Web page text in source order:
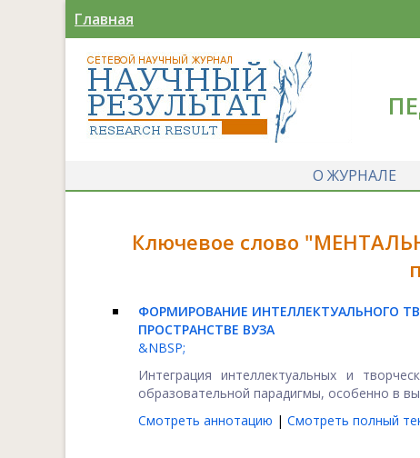
Главная
О ЖУРНАЛЕ
Ключевое слово
ФОРМИРОВАНИЕ ИНТЕЛЛЕКТУАЛЬНОГО
ПРОСТРАНСТВЕ ВУЗА
&NBSP;
Интеграция интеллектуальных и
образовательной парадигмы, особенно в
Смотреть аннотацию | Смотреть полный